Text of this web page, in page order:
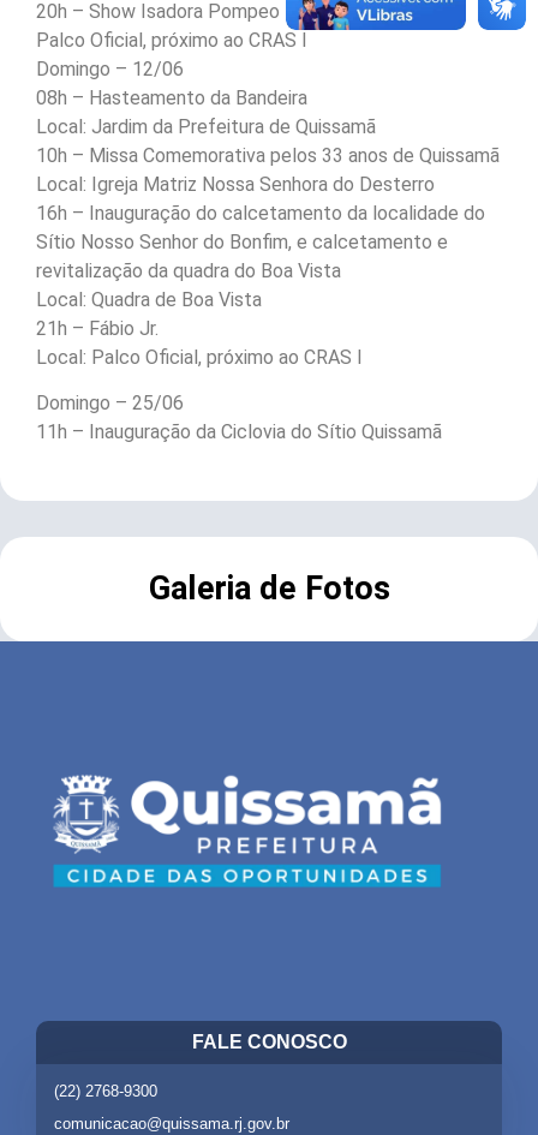
20h – Show Isadora Pompeo
Palco Oficial, próximo ao CRAS I
Domingo – 12/06
08h – Hasteamento da Bandeira
Local: Jardim da Prefeitura de Quissamã
10h – Missa Comemorativa pelos 33 anos de Quissamã
Local: Igreja Matriz Nossa Senhora do Desterro
16h – Inauguração do calcetamento da localidade do
Sítio Nosso Senhor do Bonfim, e calcetamento e
revitalização da quadra do Boa Vista
Local: Quadra de Boa Vista
21h – Fábio Jr.
Local: Palco Oficial, próximo ao CRAS I
Domingo – 25/06
11h – Inauguração da Ciclovia do Sítio Quissamã
Galeria de Fotos
FALE CONOSCO
(22) 2768-9300
comunicacao@quissama.rj.gov.br